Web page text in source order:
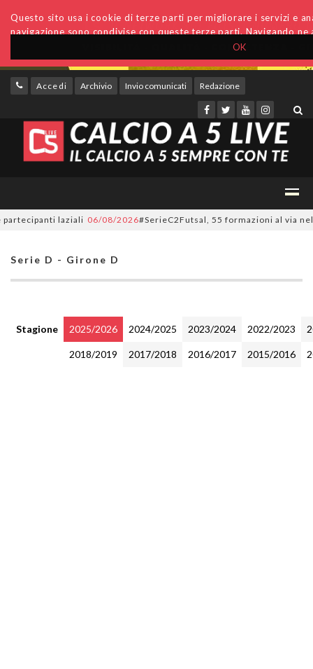
OK
Questo sito usa i cookie di terze parti per migliorare i servizi e
navigazione sono condivise con queste terze parti. Navigando
Accedi Archivio Invio comunicati Redazione
laziali 06/08/2026#SerieC2Futsal, 55 formazioni al via nel
Serie D - Girone D
Stagione 2025/2026 2024/2025 2023/2024 2022/2023
2018/2019 2017/2018 2016/2017 2015/2016